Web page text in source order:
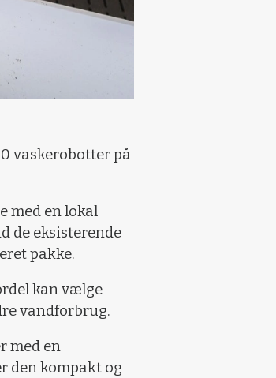
vaskerobotter på
med en lokal
de eksisterende
pakke.
kan vælge
vandforbrug.
med en
den kompakt og